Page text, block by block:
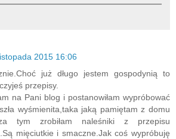
2015 16:06
już długo jestem gospodynią to
przepisy.
na Pani blog i postanowiłam wypróbować
wyśmienita,taka jaką pamiętam z domu
tym zrobiłam naleśniki z przepisu
mięciutkie i smaczne.Jak coś wypróbuję